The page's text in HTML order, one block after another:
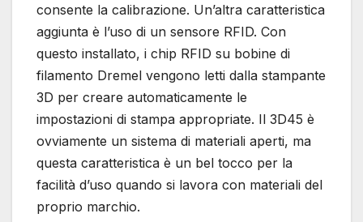
consente la calibrazione. Un’altra caratteristica
aggiunta è l’uso di un sensore RFID. Con
questo installato, i chip RFID su bobine di
filamento Dremel vengono letti dalla stampante
3D per creare automaticamente le
impostazioni di stampa appropriate. Il 3D45 è
ovviamente un sistema di materiali aperti, ma
questa caratteristica è un bel tocco per la
facilità d’uso quando si lavora con materiali del
proprio marchio.